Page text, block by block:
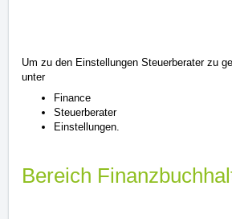
Um zu den Einstellungen Steuerberater zu
unter
Finance
Steuerberater
Einstellungen.
Bereich